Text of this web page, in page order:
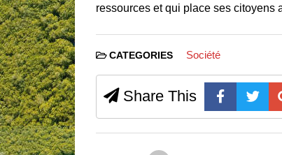
ressources et qui place ses
CATEGORIES Société
Share This